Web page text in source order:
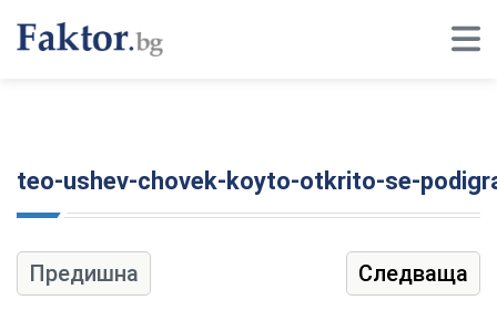
teo-ushev-chovek-koyto-otkrito-se-
Предишна Следваща